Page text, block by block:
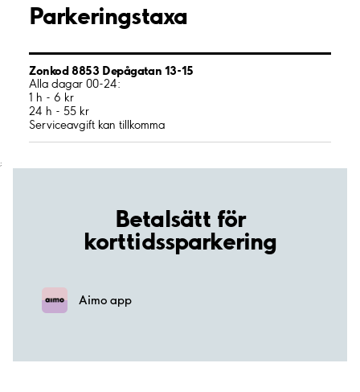
Parkeringstaxa
Zonkod 8853 Depågatan 13-15
Alla dagar 00-24:
1 h - 6 kr
24 h - 55 kr
Serviceavgift kan tillkomma
;
Betalsätt för
korttidssparkering
Aimo app